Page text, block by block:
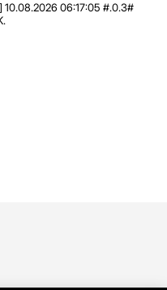
10.08.2026 06:17:05 #.0.3#